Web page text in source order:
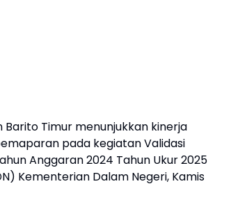
Barito Timur menunjukkan kinerja
pada kegiatan Validasi
Anggaran 2024 Tahun Ukur 2025
Kementerian Dalam Negeri, Kamis